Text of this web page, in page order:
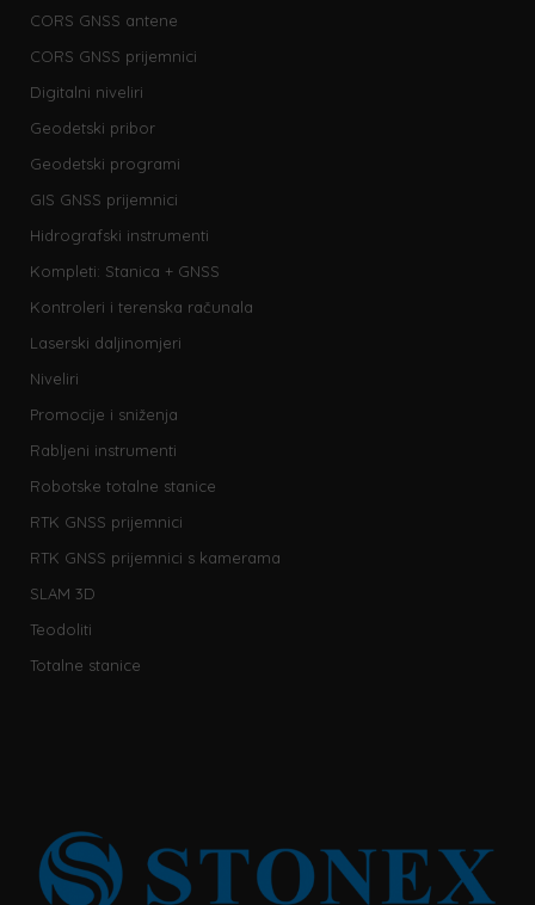
CORS GNSS antene
CORS GNSS prijemnici
Digitalni niveliri
Geodetski pribor
Geodetski programi
GIS GNSS prijemnici
Hidrografski instrumenti
Kompleti: Stanica + GNSS
Kontroleri i terenska računala
Laserski daljinomjeri
Niveliri
Promocije i sniženja
Rabljeni instrumenti
Robotske totalne stanice
RTK GNSS prijemnici
RTK GNSS prijemnici s kamerama
SLAM 3D
Teodoliti
Totalne stanice